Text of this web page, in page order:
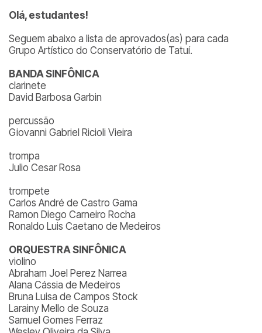
Olá, estudantes!
Seguem abaixo a lista de aprovados(as) para cada
Grupo Artístico do Conservatório de Tatuí.
BANDA SINFÔNICA
clarinete
David Barbosa Garbin
percussão
Giovanni Gabriel Ricioli Vieira
trompa
Julio Cesar Rosa
trompete
Carlos André de Castro Gama
Ramon Diego Carneiro Rocha
Ronaldo Luis Caetano de Medeiros
ORQUESTRA SINFÔNICA
violino
Abraham Joel Perez Narrea
Alana Cássia de Medeiros
Bruna Luisa de Campos Stock
Larainy Mello de Souza
Samuel Gomes Ferraz